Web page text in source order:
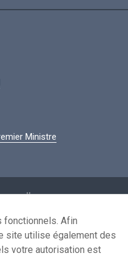
Ministre
nous
Afin
site utilise également des
votre autorisation est